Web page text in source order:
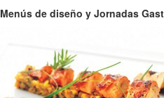
Menús de diseño y Jornadas